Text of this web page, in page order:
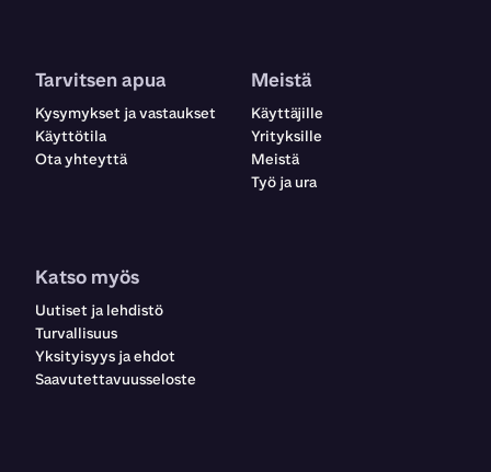
Tarvitsen apua
Kysymykset ja vastaukset
Käyttötila
Ota yhteyttä
Meistä
Käyttäjille
Yrityksille
Meistä
Työ ja ura
Katso myös
Uutiset ja lehdistö
Turvallisuus
Yksityisyys ja ehdot
Saavutettavuusseloste